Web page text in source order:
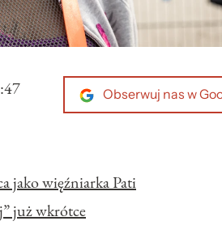
Obserwuj nas w
jako więźniarka Pati
już wkrótce